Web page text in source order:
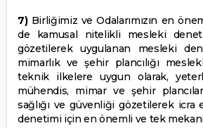
7)Birliğimiz ve Odalarımızın en
de kamusal nitelikli mesleki
gözetilerek uygulanan mesleki
mimarlık ve şehir plancılığı
teknik ilkelere uygun olarak,
mühendis, mimar ve şehir
sağlığı ve güvenliği gözetilerek icra
denetimi için en önemli ve tek